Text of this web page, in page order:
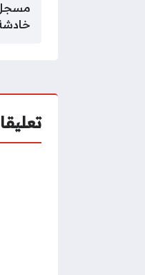
مسجل